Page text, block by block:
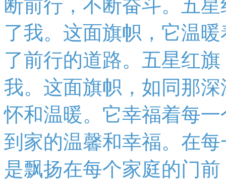
断前行，不断奋斗。五
了我。这面旗帜，它温
了前行的道路。五星红
我。这面旗帜，如同那
怀和温暖。它幸福着每
到家的温馨和幸福。在
是飘扬在每个家庭的门